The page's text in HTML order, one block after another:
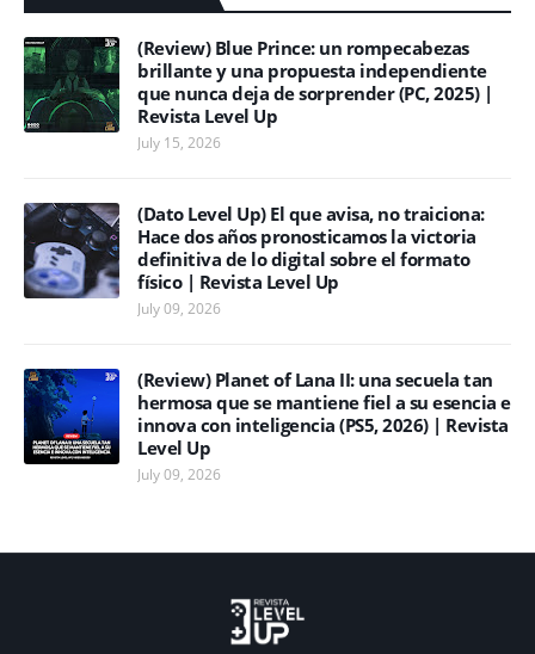
(Review) Blue Prince: un rompecabezas
brillante y una propuesta independiente
que nunca deja de sorprender (PC, 2025) |
Revista Level Up
July 15, 2026
(Dato Level Up) El que avisa, no traiciona:
Hace dos años pronosticamos la victoria
definitiva de lo digital sobre el formato
físico | Revista Level Up
July 09, 2026
(Review) Planet of Lana II: una secuela tan
hermosa que se mantiene fiel a su esencia e
innova con inteligencia (PS5, 2026) | Revista
Level Up
July 09, 2026